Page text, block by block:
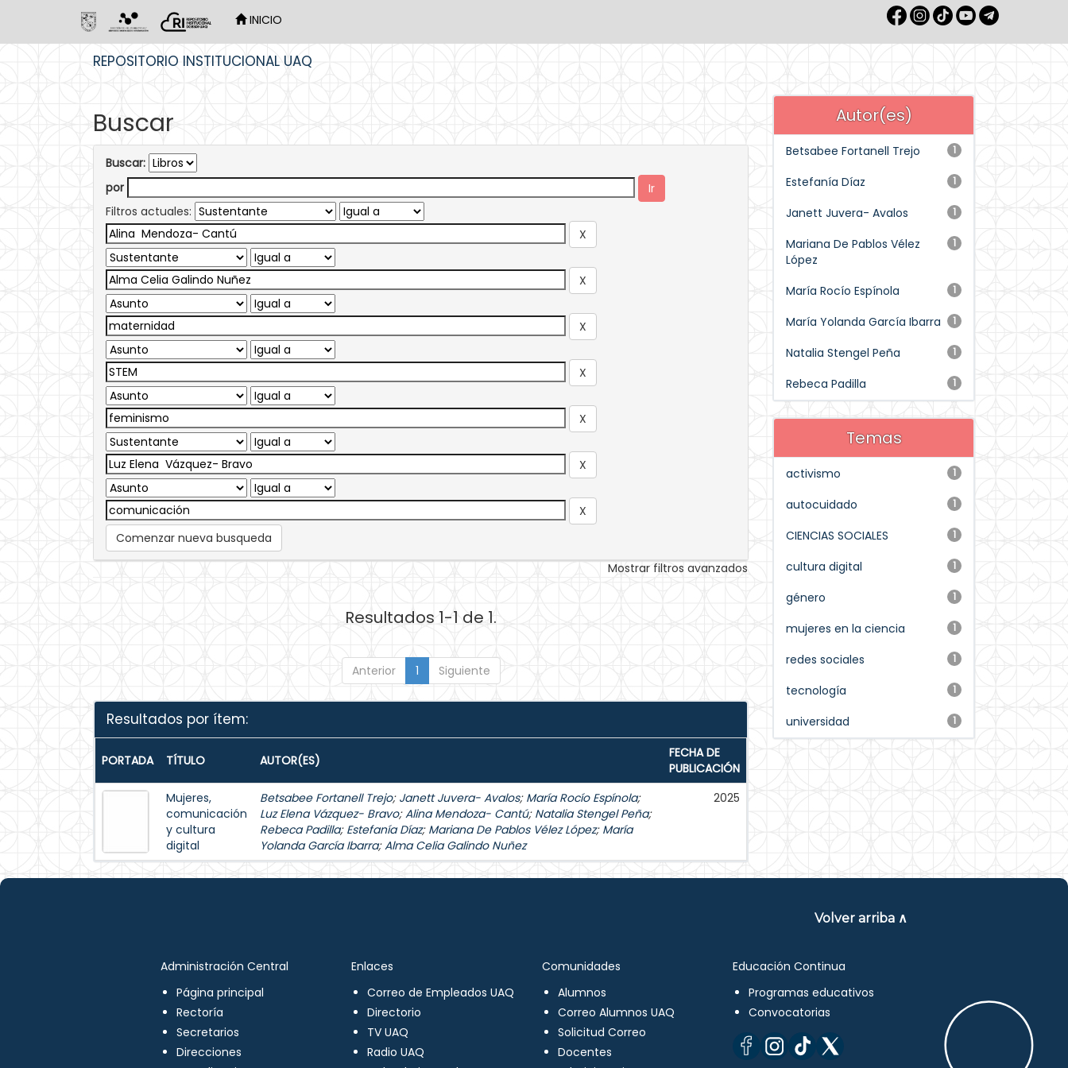
INICIO
REPOSITORIO INSTITUCIONAL UAQ
Buscar
Buscar:
por
Filtros actuales:
Comenzar nueva busqueda
Mostrar filtros avanzados
Resultados 1-1 de 1.
Anterior 1 Siguiente
Resultados por ítem:
PORTADA TÍTULO AUTOR(ES)
FECHA DE
PUBLICACIÓN
Mujeres,
comunicación
y cultura
digital
Betsabee Fortanell Trejo; Janett Juvera- Avalos; María Rocío Espínola;
Luz Elena Vázquez- Bravo;Alina Mendoza- Cantú; Natalia Stengel Peña;
Rebeca Padilla; Estefanía Díaz; Mariana De Pablos Vélez López; María
Yolanda García Ibarra;Alma Celia Galindo Nuñez
2025
Autor(es)
1
Betsabee Fortanell Trejo
1
Estefanía Díaz
1
Janett Juvera- Avalos
1
Mariana De Pablos Vélez
López
1
María Rocío Espínola
1
María Yolanda García Ibarra
1
Natalia Stengel Peña
1
Rebeca Padilla
Temas
1
activismo
1
autocuidado
1
CIENCIAS SOCIALES
1
cultura digital
1
género
1
mujeres en la ciencia
1
redes sociales
1
tecnología
1
universidad
Volver arriba ∧
Administración Central
Página principal
Rectoría
Secretarios
Direcciones
Enlaces
Correo de Empleados UAQ
Directorio
TV UAQ
Radio UAQ
Comunidades
Alumnos
Correo Alumnos UAQ
Solicitud Correo
Docentes
Educación Continua
Programas educativos
Convocatorias